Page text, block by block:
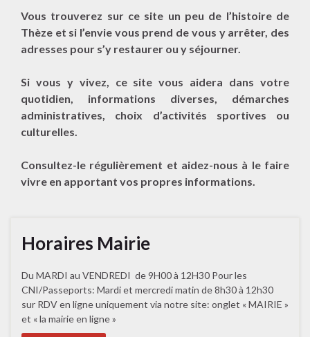
Vous trouverez sur ce site un peu de l’histoire de
Thèze et si l’envie vous prend de vous y arrêter, des
adresses pour s’y restaurer ou y séjourner.
Si vous y vivez, ce site vous aidera dans votre
quotidien, informations diverses, démarches
administratives, choix d’activités sportives ou
culturelles.
Consultez-le régulièrement et aidez-nous à le faire
vivre en apportant vos propres informations.
Horaires Mairie
Du MARDI au VENDREDI de 9H00 à 12H30 Pour les
CNI/Passeports: Mardi et mercredi matin de 8h30 à 12h30
sur RDV en ligne uniquement via notre site: onglet « MAIRIE »
et « la mairie en ligne »